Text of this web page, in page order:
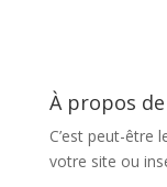
À propos
C’est peut-être
votre site ou